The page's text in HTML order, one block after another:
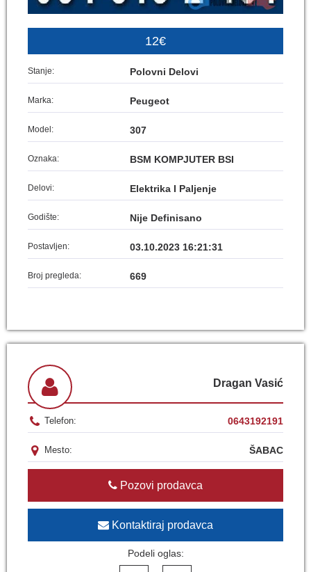
12€
Stanje: Polovni Delovi
Marka: Peugeot
Model: 307
Oznaka: BSM KOMPJUTER BSI
Delovi: Elektrika I Paljenje
Godište: Nije Definisano
Postavljen: 03.10.2023 16:21:31
Broj pregleda: 669
Dragan Vasić
Telefon: 0643192191
Mesto: ŠABAC
Pozovi prodavca
Kontaktiraj prodavca
Podeli oglas: